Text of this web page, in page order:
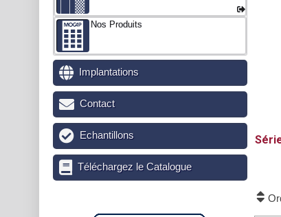
Nos Produits
Implantations
Contact
Echantillons
Téléchargez le Catalogue